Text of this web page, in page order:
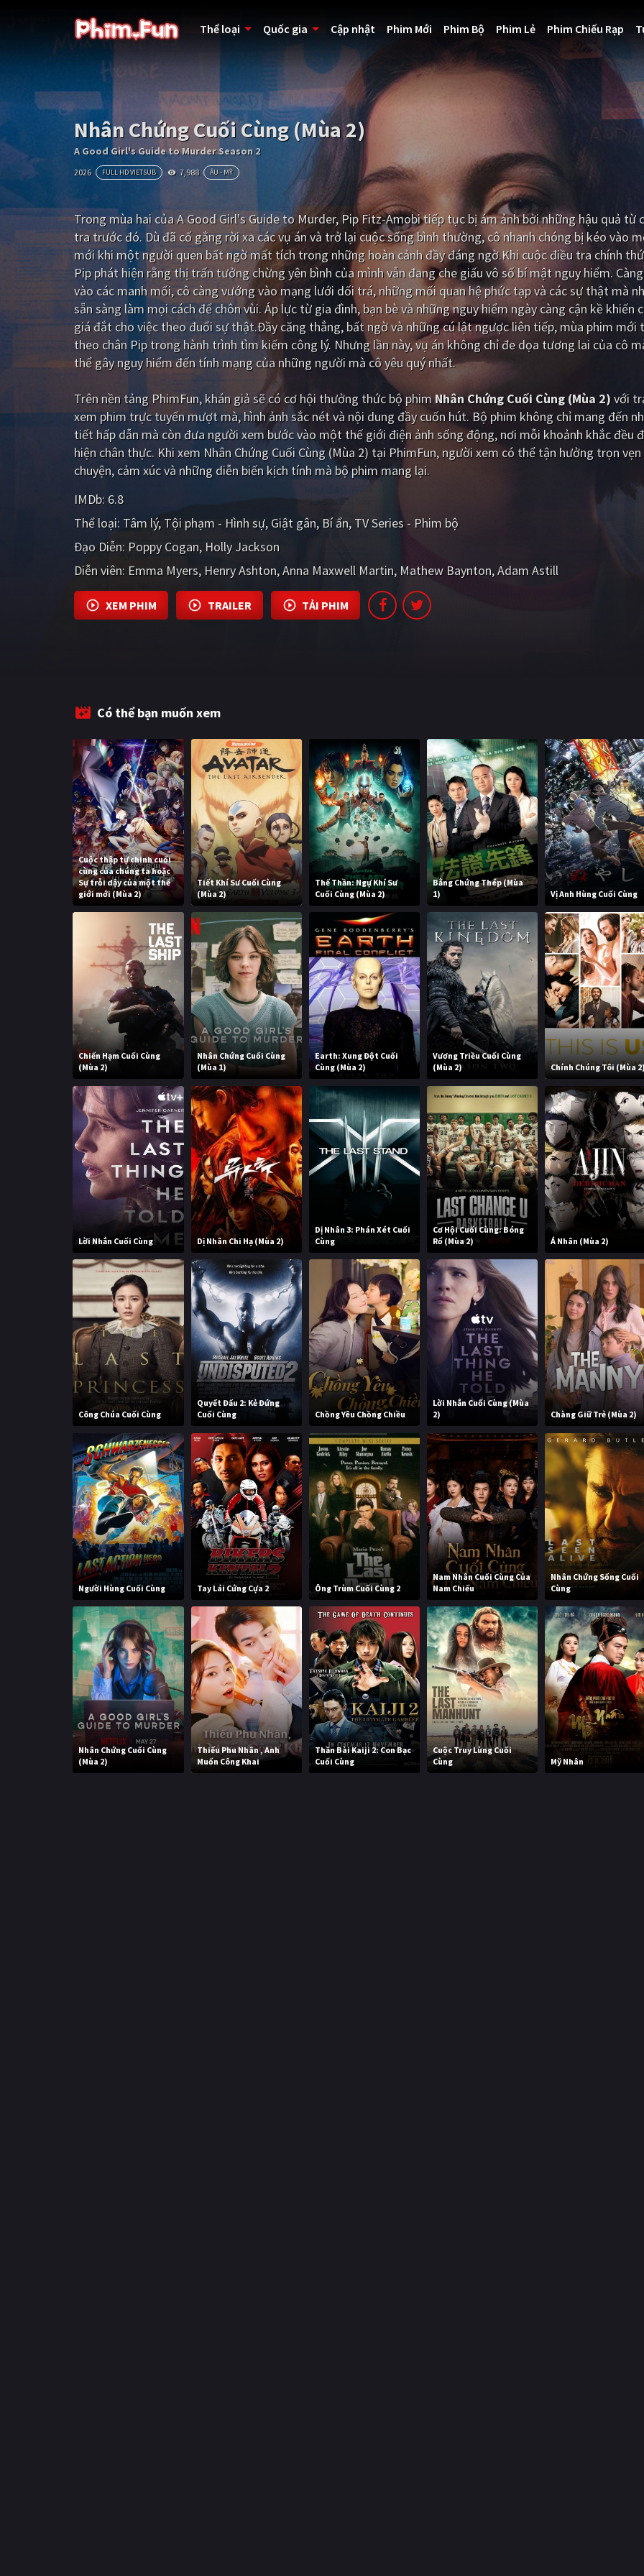
Thể loại Quốc gia Cập nhật Phim Mới Phim Bộ Phim Lẻ Phim Chiếu Rạp
Nhân Chứng Cuối Cùng (Mùa 2)
A Good Girl's Guide to Murder Season 2
2026 FULL HD VIETSUB 7,988 ÂU - MỸ
Trong mùa hai của A Good Girl's Guide to Murder, Pip Fitz-Amobi tiếp tục bị ám ảnh bởi những hậu quả từ
tra trước đó. Dù đã cố gắng rời xa các vụ án và trở lại cuộc sống bình thường, cô nhanh chóng bị kéo vào
mới khi một người quen bất ngờ mất tích trong những hoàn cảnh đầy đáng ngờ.Khi cuộc điều tra chính
Pip phát hiện rằng thị trấn tưởng chừng yên bình của mình vẫn đang che giấu vô số bí mật nguy hiểm.
vào các manh mối, cô càng vướng vào mạng lưới dối trá, những mối quan hệ phức tạp và các sự thật mà
sẵn sàng làm mọi cách để chôn vùi. Áp lực từ gia đình, bạn bè và những nguy hiểm ngày càng cận kề khiến
giá đắt cho việc theo đuổi sự thật.Đầy căng thẳng, bất ngờ và những cú lật ngược liên tiếp, mùa phim mới
theo chân Pip trong hành trình tìm kiếm công lý. Nhưng lần này, vụ án không chỉ đe dọa tương lai của cô
thể gây nguy hiểm đến tính mạng của những người mà cô yêu quý nhất.
Trên nền tảng PhimFun, khán giả sẽ có cơ hội thưởng thức bộ phimNhân Chứng Cuối Cùng (Mùa 2)với
xem phim trực tuyến mượt mà, hình ảnh sắc nét và nội dung đầy cuốn hút. Bộ phim không chỉ mang đến
tiết hấp dẫn mà còn đưa người xem bước vào một thế giới điện ảnh sống động, nơi mỗi khoảnh khắc đều
hiện chân thực. Khi xem Nhân Chứng Cuối Cùng (Mùa 2) tại PhimFun, người xem có thể tận hưởng trọn vẹn
chuyện, cảm xúc và những diễn biến kịch tính mà bộ phim mang lại.
IMDb: 6.8
Thể loại: Tâm lý Tội phạm - Hình sự Giật gân Bí ẩn TV Series - Phim bộ
Đạo Diễn: Poppy Cogan Holly Jackson
Diễn viên: Emma Myers Henry Ashton Anna Maxwell Martin Mathew Baynton Adam Astill
XEM PHIM TRAILER TẢI PHIM
Có thể bạn muốn xem
Cuộc thập tự chinh cuối
cùng của chúng ta hoặc
Sự trỗi dậy của một thế
giới mới (Mùa 2)
Tiết Khí Sư Cuối Cùng
(Mùa 2)
Thế Thần: Ngự Khí Sư
Cuối Cùng (Mùa 2)
Bằng Chứng Thép (Mùa
1)
Vị Anh Hùng Cuối Cùng
Chiến Hạm Cuối Cùng
(Mùa 2)
Nhân Chứng Cuối Cùng
(Mùa 1)
Earth: Xung Đột Cuối
Cùng (Mùa 2)
Vương Triều Cuối Cùng
(Mùa 2)
Chính Chúng Tôi (Mùa 2)
Lời Nhắn Cuối Cùng Dị Nhân Chi Hạ (Mùa 2)
Dị Nhân 3: Phán Xét Cuối
Cùng
Cơ Hội Cuối Cùng: Bóng
Rổ (Mùa 2)
Á Nhân (Mùa 2)
Công Chúa Cuối Cùng
Quyết Đấu 2: Kẻ Đứng
Cuối Cùng
Chồng Yêu Chồng Chiều
Lời Nhắn Cuối Cùng (Mùa
2)
Chàng Giữ Trẻ (Mùa 2)
Người Hùng Cuối Cùng Tay Lái Cứng Cựa 2 Ông Trùm Cuối Cùng 2
Nam Nhân Cuối Cùng Của
Nam Chiếu
Nhân Chứng Sống Cuối
Cùng
Nhân Chứng Cuối Cùng
(Mùa 2)
Thiếu Phu Nhân , Anh
Muốn Công Khai
Thần Bài Kaiji 2: Con Bạc
Cuối Cùng
Cuộc Truy Lùng Cuối
Cùng
Mỹ Nhân